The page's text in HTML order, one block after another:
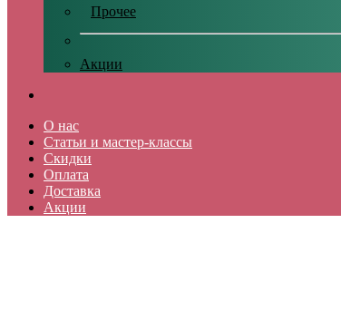
Прочее
Акции
О нас
Статьи и мастер-классы
Скидки
Оплата
Доставка
Акции